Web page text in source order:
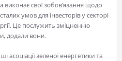
свої зобов’язання щодо
умов для інвесторів у секторі
Це послужить зміцненню
додали вони.
асоціації зеленої енергетики та